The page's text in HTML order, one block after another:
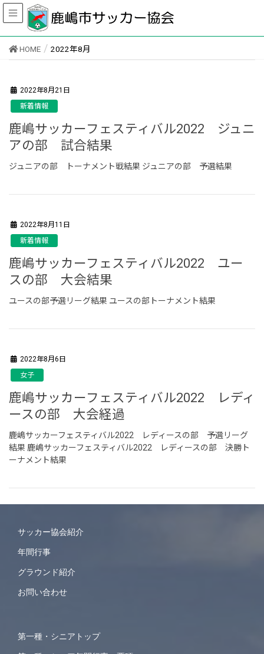
HOME 2022年8月
2022年8月21日
新着情報
鹿嶋サッカーフェスティバル2022 ジュニ
アの部 試合結果
ジュニアの部 トーナメント戦結果 ジュニアの部 予選結果
2022年8月11日
新着情報
鹿嶋サッカーフェスティバル2022 ユー
スの部 大会結果
ユースの部予選リーグ結果 ユースの部トーナメント結果
2022年8月6日
女子
鹿嶋サッカーフェスティバル2022 レディ
ースの部 大会経過
鹿嶋サッカーフェスティバル2022 レディースの部 予選リーグ
結果 鹿嶋サッカーフェスティバル2022 レディースの部 決勝ト
ーナメント結果
サッカー協会紹介
年間行事
グラウンド紹介
お問い合わせ
第一種・シニアトップ